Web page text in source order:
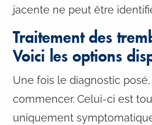
jacente ne peut être
Traitement des
Voici les options
Une fois le diagnostic
commencer. Celui-ci est
uniquement